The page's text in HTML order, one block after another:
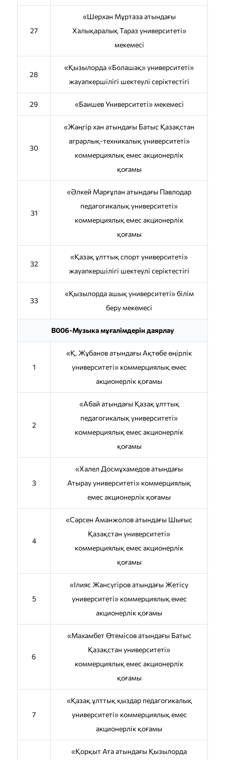
27
«Шерхан Мұртаза атындағы
Халықаралық Тараз университеті»
мекемесі
28
«Қызылорда «Болашақ» университеті»
жауапкершілігі шектеулі серіктестігі
29 «Баишев Университеті» мекемесі
30
«Жәңгір хан атындағы Батыс Қазақстан
аграрлық-техникалық университеті»
коммерциялық емес акционерлік
қоғамы
31
«Әлкей Марғұлан атындағы Павлодар
педагогикалық университеті»
коммерциялық емес акционерлік
қоғамы
32
«Қазақ ұлттық спорт университеті»
жауапкершілігі шектеулі серіктестігі
33
«Қызылорда ашық университеті» білім
беру мекемесі
B006-Музыка мұғалімдерін даярлау
1
«Қ. Жұбанов атындағы Ақтөбе өңірлік
университетi» коммерциялық емес
акционерлік қоғамы
2
«Абай атындағы Қазақ ұлттық
педагогикалық университеті»
коммерциялық емес акционерлік
қоғамы
3
«Халел Досмұхамедов атындағы
Атырау университеті» коммерциялық
емес акционерлік қоғамы
4
«Сәрсен Аманжолов атындағы Шығыс
Қазақстан университеті»
коммерциялық емес акционерлік
қоғамы
5
«Ілияс Жансүгіров атындағы Жетісу
университеті» коммерциялық емес
акционерлік қоғамы
6
«Махамбет Өтемісов атындағы Батыс
Қазақстан университеті»
коммерциялық емес акционерлік
қоғамы
7
«Қазақ ұлттық қыздар педагогикалық
университеті» коммерциялық емес
акционерлік қоғамы
«Қорқыт Ата атындағы Қызылорда